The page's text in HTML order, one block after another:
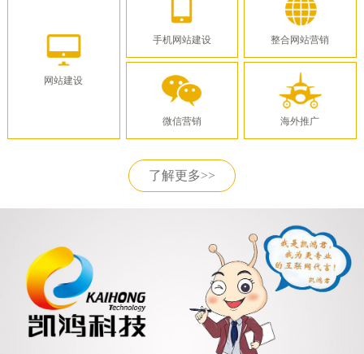
网站建设
手机网站建设
微信营销
整合网站营销
海外推广
了解更多>>